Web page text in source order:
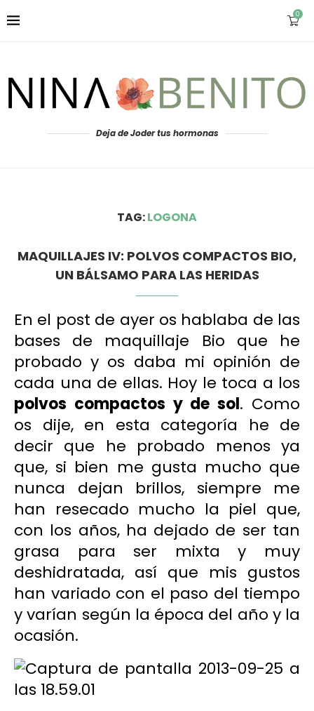
0
Deja de Joder tus hormonas
TAG:LOGONA
MAQUILLAJES IV: POLVOS COMPACTOS BIO,
UN BÁLSAMO PARA LAS HERIDAS
En el post de ayer os hablaba de las
bases de maquillaje Bio que he
probado y os daba mi opinión de
cada una de ellas. Hoy le toca a los
polvos compactos y de sol. Como
os dije, en esta categoría he de
decir que he probado menos ya
que, si bien me gusta mucho que
nunca dejan brillos, siempre me
han resecado mucho la piel que,
con los años, ha dejado de ser tan
grasa para ser mixta y muy
deshidratada, así que mis gustos
han variado con el paso del tiempo
y varían según la época del año y la
ocasión.